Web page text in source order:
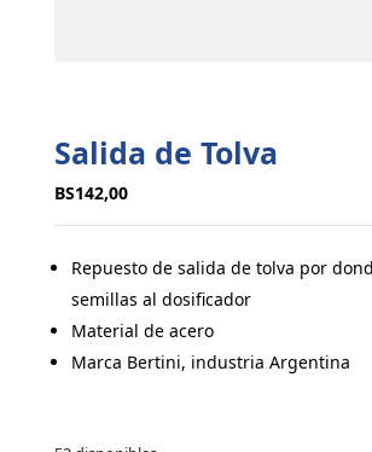
Salida de Tolva
BS142,00
Repuesto de salida de tolva por
semillas al dosificador
Material de acero
Marca Bertini, industria Argentina